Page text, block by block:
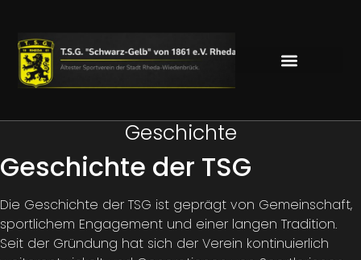
Geschichte
Geschichte der TSG
Die Geschichte der TSG ist geprägt von Gemeinschaft,
sportlichem Engagement und einer langen Tradition.
Seit der Gründung hat sich der Verein kontinuierlich